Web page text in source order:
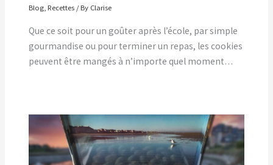
Blog,Recettes / By Clarise
Que ce soit pour un goûter après l’école, par simple
gourmandise ou pour terminer un repas, les cookies
peuvent être mangés à n’importe quel moment…